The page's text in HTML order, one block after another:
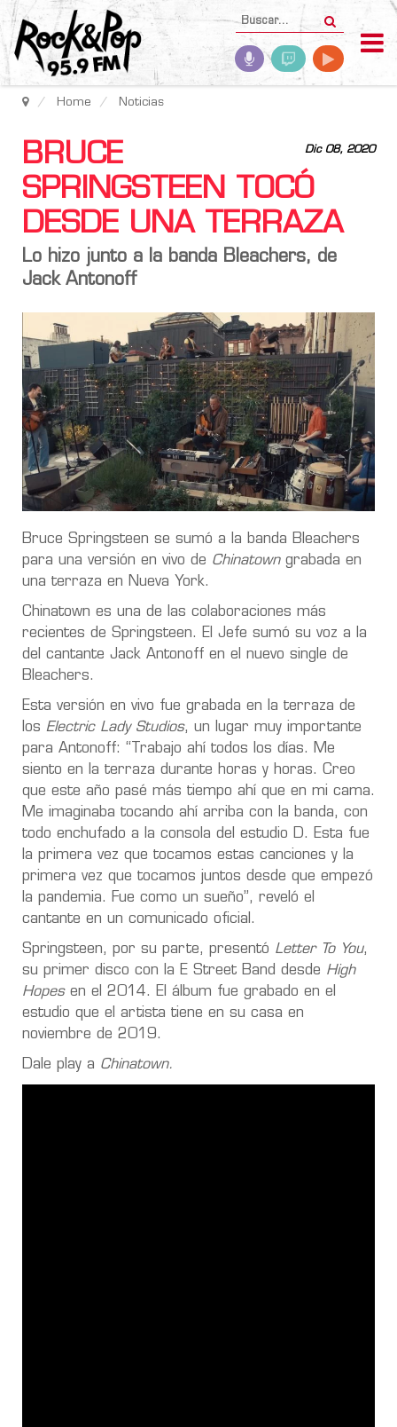
Home Noticias
Dic 08, 2020
BRUCE
SPRINGSTEEN TOCÓ
DESDE UNA TERRAZA
Lo hizo junto a la banda Bleachers, de
Jack Antonoff
Bruce Springsteen se sumó a la banda Bleachers
para una versión en vivo de Chinatowngrabada en
una terraza en Nueva York.
Chinatown es una de las colaboraciones más
recientes de Springsteen. El Jefe sumó su voz a la
del cantante Jack Antonoff en el nuevo single de
Bleachers.
Esta versión en vivo fue grabada en la terraza de
los Electric Lady Studios, un lugar muy importante
para Antonoff: “Trabajo ahí todos los días. Me
siento en la terraza durante horas y horas. Creo
que este año pasé más tiempo ahí que en mi cama.
Me imaginaba tocando ahí arriba con la banda, con
todo enchufado a la consola del estudio D. Esta fue
la primera vez que tocamos estas canciones y la
primera vez que tocamos juntos desde que empezó
la pandemia. Fue como un sueño”, reveló el
cantante en un comunicado oficial.
Springsteen, por su parte, presentó Letter To You,
su primer disco con la E Street Band desde High
Hopesen el 2014. El álbum fue grabado en el
estudio que el artista tiene en su casa en
noviembre de 2019.
Dale play a Chinatown.